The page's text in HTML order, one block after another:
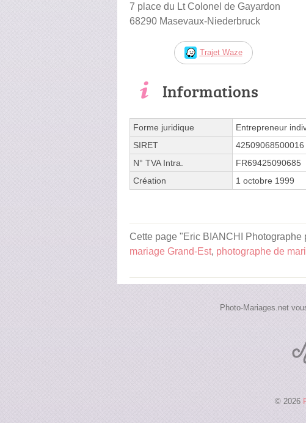
7 place du Lt Colonel de Gayardon
68290 Masevaux-Niederbruck
Trajet Waze
Informations
Forme juridique
Entrepreneur
SIRET
42509068500016
N° TVA Intra.
FR69425090685
Création
1 octobre 1999
Cette page "Eric BIANCHI
mariage Grand-Est, photographe de
Photo-Mariages.net
© 2026